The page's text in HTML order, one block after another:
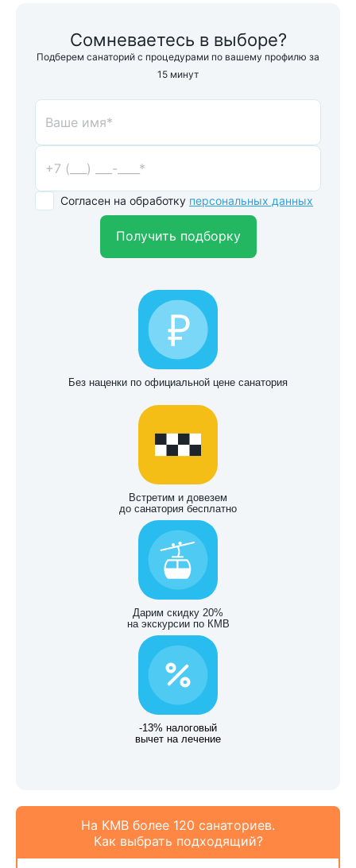
Сомневаетесь в выборе?
Подберем санаторий с процедурами по вашему профилю за
15 минут
Согласен на обработку персональных данных
Получить подборку
Без наценки по официальной цене санатория
Встретим и довезем
до санатория бесплатно
Дарим скидку 20%
на экскурсии по КМВ
-13% налоговый
вычет на лечение
На КМВ более 120 санаториев.
Как выбрать подходящий?